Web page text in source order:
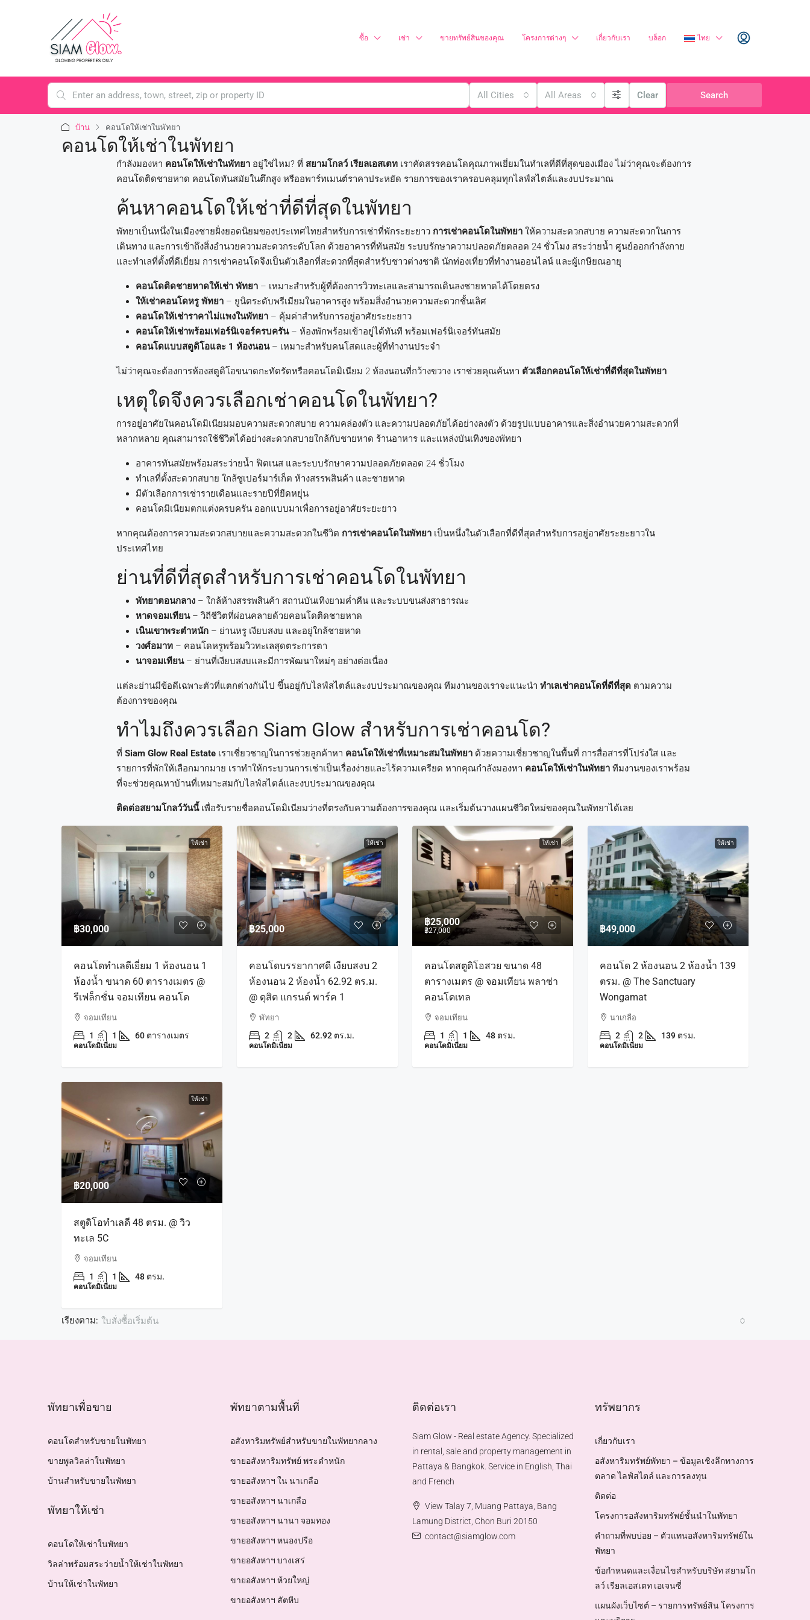
ซื้อ เช่า ขายทรัพย์สินของคุณ โครงการต่างๆ เกี่ยวกับเรา บล็อก ไทย
All Cities All Areas Clear Search
บ้าน คอนโดให้เช่าในพัทยา
คอนโดให้เช่าในพัทยา
กำลังมองหา คอนโดให้เช่าในพัทยา อยู่ใช่ไหม? ที่ สยามโกลว์ เรียลเอสเตท เราคัดสรรคอนโดคุณภาพเยี่ยมในทำเลที่ดีที่สุดของเมือง ไม่ว่าคุณจะต้องการ
คอนโดติดชายหาด คอนโดทันสมัยในตึกสูง หรืออพาร์ทเมนต์ราคาประหยัด รายการของเราครอบคลุมทุกไลฟ์สไตล์และงบประมาณ
ค้นหาคอนโดให้เช่าที่ดีที่สุดในพัทยา
พัทยาเป็นหนึ่งในเมืองชายฝั่งยอดนิยมของประเทศไทยสำหรับการเช่าที่พักระยะยาว การเช่าคอนโดในพัทยา ให้ความสะดวกสบาย ความสะดวกในการ
เดินทาง และการเข้าถึงสิ่งอำนวยความสะดวกระดับโลก ด้วยอาคารที่ทันสมัย ​​ระบบรักษาความปลอดภัยตลอด 24 ชั่วโมง สระว่ายน้ำ ศูนย์ออกกำลังกาย
และทำเลที่ตั้งที่ดีเยี่ยม การเช่าคอนโดจึงเป็นตัวเลือกที่สะดวกที่สุดสำหรับชาวต่างชาติ นักท่องเที่ยวที่ทำงานออนไลน์ และผู้เกษียณอายุ
คอนโดติดชายหาดให้เช่า พัทยา – เหมาะสำหรับผู้ที่ต้องการวิวทะเลและสามารถเดินลงชายหาดได้โดยตรง
ให้เช่าคอนโดหรู พัทยา – ยูนิตระดับพรีเมียมในอาคารสูง พร้อมสิ่งอำนวยความสะดวกชั้นเลิศ
คอนโดให้เช่าราคาไม่แพงในพัทยา – คุ้มค่าสำหรับการอยู่อาศัยระยะยาว
คอนโดให้เช่าพร้อมเฟอร์นิเจอร์ครบครัน– ห้องพักพร้อมเข้าอยู่ได้ทันที พร้อมเฟอร์นิเจอร์ทันสมัย
คอนโดแบบสตูดิโอและ 1 ห้องนอน– เหมาะสำหรับคนโสดและผู้ที่ทำงานประจำ
ไม่ว่าคุณจะต้องการห้องสตูดิโอขนาดกะทัดรัดหรือคอนโดมิเนียม 2 ห้องนอนที่กว้างขวาง เราช่วยคุณค้นหา ตัวเลือกคอนโดให้เช่าที่ดีที่สุดในพัทยา
เหตุใดจึงควรเลือกเช่าคอนโดในพัทยา?
การอยู่อาศัยในคอนโดมิเนียมมอบความสะดวกสบาย ความคล่องตัว และความปลอดภัยได้อย่างลงตัว ด้วยรูปแบบอาคารและสิ่งอำนวยความสะดวกที่
หลากหลาย คุณสามารถใช้ชีวิตได้อย่างสะดวกสบายใกล้กับชายหาด ร้านอาหาร และแหล่งบันเทิงของพัทยา
อาคารทันสมัยพร้อมสระว่ายน้ำ ฟิตเนส และระบบรักษาความปลอดภัยตลอด 24 ชั่วโมง
ทำเลที่ตั้งสะดวกสบาย ใกล้ซูเปอร์มาร์เก็ต ห้างสรรพสินค้า และชายหาด
มีตัวเลือกการเช่ารายเดือนและรายปีที่ยืดหยุ่น
คอนโดมิเนียมตกแต่งครบครัน ออกแบบมาเพื่อการอยู่อาศัยระยะยาว
หากคุณต้องการความสะดวกสบายและความสะดวกในชีวิต การเช่าคอนโดในพัทยา เป็นหนึ่งในตัวเลือกที่ดีที่สุดสำหรับการอยู่อาศัยระยะยาวใน
ประเทศไทย
ย่านที่ดีที่สุดสำหรับการเช่าคอนโดในพัทยา
พัทยาตอนกลาง – ใกล้ห้างสรรพสินค้า สถานบันเทิงยามค่ำคืน และระบบขนส่งสาธารณะ
หาดจอมเทียน– วิถีชีวิตที่ผ่อนคลายด้วยคอนโดติดชายหาด
เนินเขาพระตำหนัก – ย่านหรู เงียบสงบ และอยู่ใกล้ชายหาด
วงศ์อมาท – คอนโดหรูพร้อมวิวทะเลสุดตระการตา
นาจอมเทียน– ย่านที่เงียบสงบและมีการพัฒนาใหม่ๆ อย่างต่อเนื่อง
แต่ละย่านมีข้อดีเฉพาะตัวที่แตกต่างกันไป ขึ้นอยู่กับไลฟ์สไตล์และงบประมาณของคุณ ทีมงานของเราจะแนะนำทำเลเช่าคอนโดที่ดีที่สุด ตามความ
ต้องการของคุณ
ทำไมถึงควรเลือก Siam Glow สำหรับการเช่าคอนโด?
ที่Siam Glow Real Estate เราเชี่ยวชาญในการช่วยลูกค้าหา คอนโดให้เช่าที่เหมาะสมในพัทยา ด้วยความเชี่ยวชาญในพื้นที่ การสื่อสารที่โปร่งใส และ
รายการที่พักให้เลือกมากมาย เราทำให้กระบวนการเช่าเป็นเรื่องง่ายและไร้ความเครียด หากคุณกำลังมองหา คอนโดให้เช่าในพัทยา ทีมงานของเราพร้อม
ที่จะช่วยคุณหาบ้านที่เหมาะสมกับไลฟ์สไตล์และงบประมาณของคุณ
ติดต่อสยามโกลว์วันนี้เพื่อรับรายชื่อคอนโดมิเนียมว่างที่ตรงกับความต้องการของคุณ และเริ่มต้นวางแผนชีวิตใหม่ของคุณในพัทยาได้เลย
เรียงตาม: ใบสั่งซื้อเริ่มต้น
ให้เช่า
฿30,000
คอนโดทำเลดีเยี่ยม 1 ห้องนอน 1
ห้องน้ำ ขนาด 60 ตารางเมตร @
รีเฟล็กชั่น จอมเทียน คอนโด
จอมเทียน
1 1 60 ตารางเมตร
คอนโดมิเนียม
ให้เช่า
฿25,000
คอนโดบรรยากาศดี เงียบสงบ 2
ห้องนอน 2 ห้องน้ำ 62.92 ตร.ม.
@ ดุสิต แกรนด์ พาร์ค 1
พัทยา
2 2 62.92 ตร.ม.
คอนโดมิเนียม
ให้เช่า
฿25,000
฿27,000
คอนโดสตูดิโอสวย ขนาด 48
ตารางเมตร @ จอมเทียน พลาซ่า
คอนโดเทล
จอมเทียน
1 1 48 ตรม.
คอนโดมิเนียม
ให้เช่า
฿49,000
คอนโด 2 ห้องนอน 2 ห้องน้ำ 139
ตรม. @ The Sanctuary
Wongamat
นาเกลือ
2 2 139 ตรม.
คอนโดมิเนียม
ให้เช่า
฿20,000
สตูดิโอทำเลดี 48 ตรม. @ วิว
ทะเล 5C
จอมเทียน
1 1 48 ตรม.
คอนโดมิเนียม
พัทยาเพื่อขาย
คอนโดสำหรับขายในพัทยา
ขายพูลวิลล่าในพัทยา
บ้านสำหรับขายในพัทยา
พัทยาให้เช่า
คอนโดให้เช่าในพัทยา
วิลล่าพร้อมสระว่ายน้ำให้เช่าในพัทยา
บ้านให้เช่าในพัทยา
พัทยาตามพื้นที่
อสังหาริมทรัพย์สำหรับขายในพัทยากลาง
ขายอสังหาริมทรัพย์ พระตำหนัก
ขายอสังหาฯ ใน นาเกลือ
ขายอสังหาฯ นาเกลือ
ขายอสังหาฯ นานา จอมทอง
ขายอสังหาฯ หนองปรือ
ขายอสังหาฯ บางเสร่
ขายอสังหาฯ ห้วยใหญ่
ขายอสังหาฯ สัตหีบ
ติดต่อเรา
Siam Glow - Real estate Agency. Specialized
in rental, sale and property management in
Pattaya & Bangkok. Service in English, Thai
and French
View Talay 7, Muang Pattaya, Bang
Lamung District, Chon Buri 20150
contact@siamglow.com
ทรัพยากร
เกี่ยวกับเรา
อสังหาริมทรัพย์พัทยา – ข้อมูลเชิงลึกทางการ
ตลาด ไลฟ์สไตล์ และการลงทุน
ติดต่อ
โครงการอสังหาริมทรัพย์ชั้นนำในพัทยา
คำถามที่พบบ่อย – ตัวแทนอสังหาริมทรัพย์ใน
พัทยา
ข้อกำหนดและเงื่อนไขสำหรับบริษัท สยามโก
ลว์ เรียลเอสเตท เอเจนซี่
แผนผังเว็บไซต์ – รายการทรัพย์สิน โครงการ